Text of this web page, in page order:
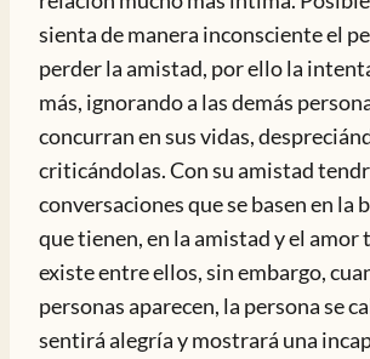
sienta de manera inconsciente el
perder la amistad, por ello la
más, ignorando a las demás
concurran en sus vidas,
criticándolas. Con su amistad
conversaciones que se basen en la
que tienen, en la amistad y el amor
existe entre ellos, sin embargo,
personas aparecen, la persona se
sentirá alegría y mostrará una